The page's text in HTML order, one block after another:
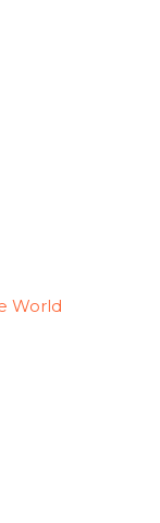
World